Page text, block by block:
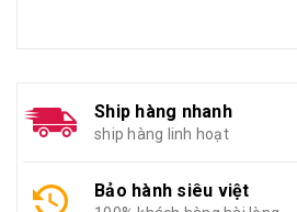
Ship hàng nhanh
ship hàng linh hoạt
Bảo hành siêu việt